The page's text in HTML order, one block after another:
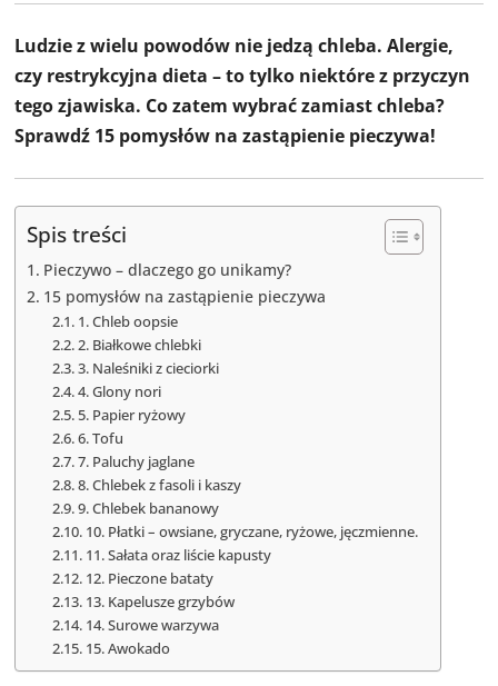
Ludzie z wielu powodów nie jedzą chleba. Alergie,
czy restrykcyjna dieta – to tylko niektóre z przyczyn
tego zjawiska. Co zatem wybrać zamiast chleba?
Sprawdź 15 pomysłów na zastąpienie pieczywa!
Spis treści
Pieczywo – dlaczego go unikamy?
15 pomysłów na zastąpienie pieczywa
1. Chleb oopsie
2. Białkowe chlebki
3. Naleśniki z cieciorki
4. Glony nori
5. Papier ryżowy
6. Tofu
7. Paluchy jaglane
8. Chlebek z fasoli i kaszy
9. Chlebek bananowy
10. Płatki – owsiane, gryczane, ryżowe, jęczmienne.
11. Sałata oraz liście kapusty
12. Pieczone bataty
13. Kapelusze grzybów
14. Surowe warzywa
15. Awokado